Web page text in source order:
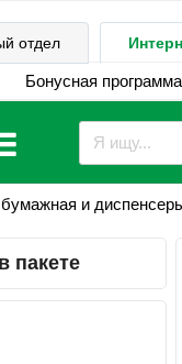
отдел
Бонусная программа
и
пакете